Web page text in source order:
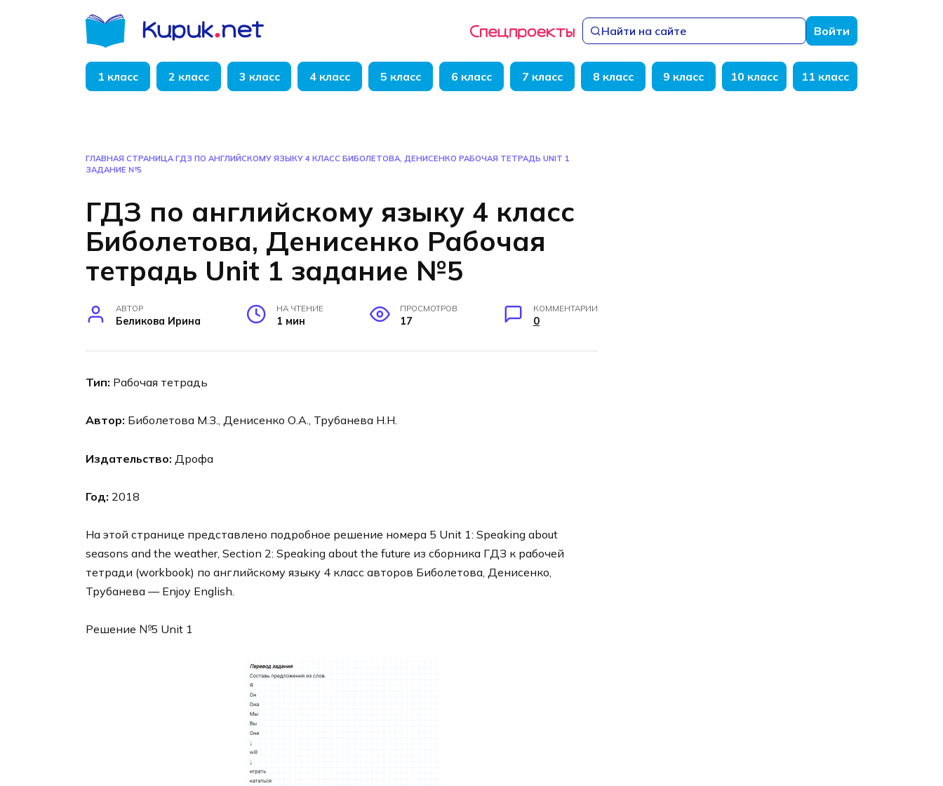
Найти на сайте Войти
1 класс 2 класс 3 класс 4 класс 5 класс 6 класс 7 класс 8 класс 9 класс 10 класс 11 класс
ГЛАВНАЯ СТРАНИЦА ГДЗ ПО АНГЛИЙСКОМУ ЯЗЫКУ 4 КЛАСС БИБОЛЕТОВА, ДЕНИСЕНКО РАБОЧАЯ ТЕТРАДЬ UNIT 1
ЗАДАНИЕ №5
ГДЗ по английскому языку 4 класс
Биболетова, Денисенко Рабочая
тетрадь Unit 1 задание №5
АВТОР
Беликова Ирина
НА ЧТЕНИЕ
1 мин
ПРОСМОТРОВ
17
КОММЕНТАРИИ
0
Тип: Рабочая тетрадь
Автор: Биболетова М.З., Денисенко О.А., Трубанева Н.Н.
Издательство: Дрофа
Год: 2018
На этой странице представлено подробное решение номера 5 Unit 1: Speaking about
seasons and the weather, Section 2: Speaking about the future из сборника ГДЗ к рабочей
тетради (workbook) по английскому языку 4 класс авторов Биболетова, Денисенко,
Трубанева — Enjoy English.
Решение №5 Unit 1